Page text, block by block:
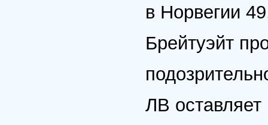
в Норвегии
Брейтуэйт
ЛВ оставляет